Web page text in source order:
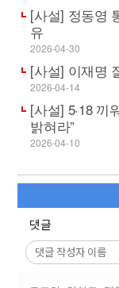
[사설] 정동영
유
2026-04-30
[사설] 이재명
2026-04-14
[사설] 5·18
밝혀라”
2026-04-10
댓글